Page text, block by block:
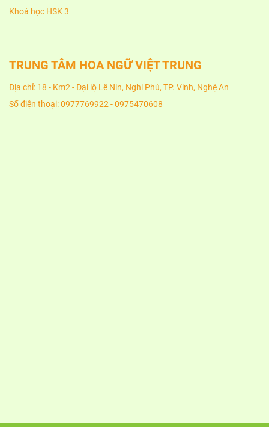
Khoá học HSK 3
TRUNG TÂM HOA NGỮ VIỆT TRUNG
Địa chỉ: 18 - Km2 - Đại lộ Lê Nin, Nghi Phú, TP. Vinh, Nghệ An
Số điện thoại: 0977769922 - 0975470608